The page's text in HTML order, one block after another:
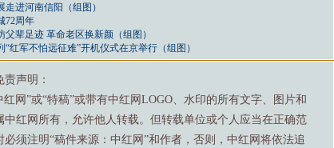
进河南信阳（组图）
72周年
辈足迹 革命老区换新颜（组图）
红军不怕远征难”开机仪式在京举行（组图）
声明：
网”或“特稿”或带有中红网LOGO、水印的所有文字、图片和
中红网所有，允许他人转载。但转载单位或个人应当在正确范
必须注明“稿件来源：中红网”和作者，否则，中红网将依法追